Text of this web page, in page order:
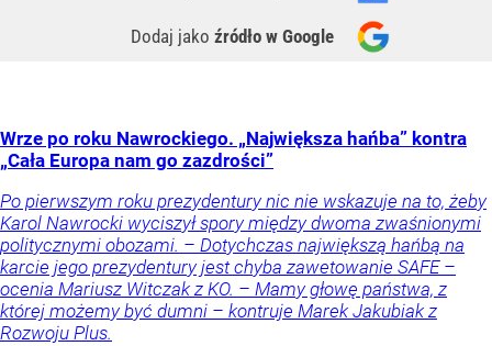
Dodaj jako źródło w Google
Wrze po roku Nawrockiego. „Największa hańba” kontra
„Cała Europa nam go zazdrości”
Po pierwszym roku prezydentury nic nie wskazuje na to, żeby
Karol Nawrocki wyciszył spory między dwoma zwaśnionymi
politycznymi obozami. – Dotychczas największą hańbą na
karcie jego prezydentury jest chyba zawetowanie SAFE –
ocenia Mariusz Witczak z KO. – Mamy głowę państwa, z
której możemy być dumni – kontruje Marek Jakubiak z
Rozwoju Plus.